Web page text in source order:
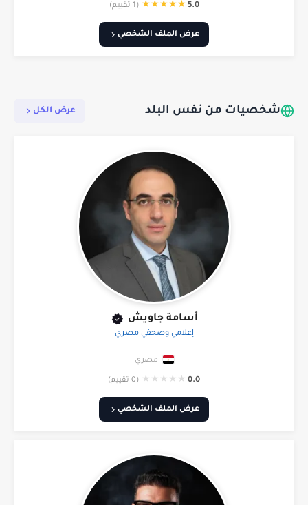
5.0
★
★
★
★
★ (1 تقييم)
عرض الملف الشخصي
شخصيات من نفس البلد عرض الكل
أسامة جاويش
إعلامي وصحفي مصري
مصري
0.0
★
★
★
★
★ (0 تقييم)
عرض الملف الشخصي